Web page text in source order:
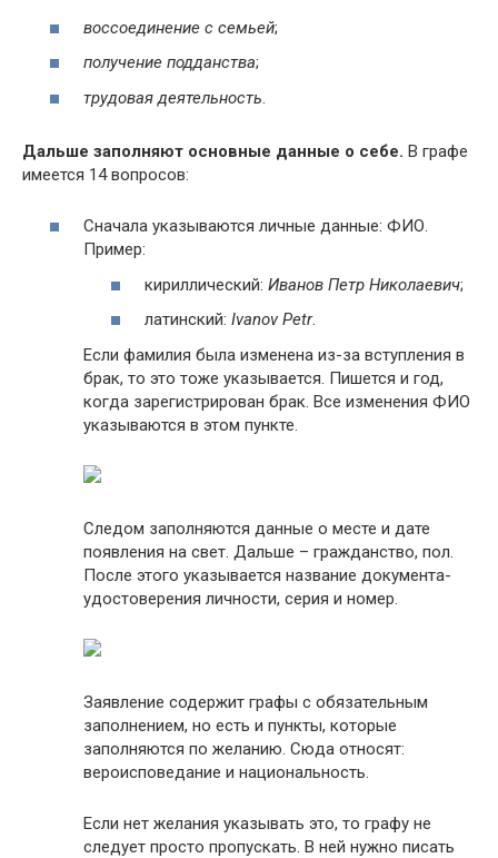
воссоединение с семьей;
получение подданства;
трудовая деятельность
Дальше заполняют основные данные о себе. В графе
имеется 14 вопросов:
Сначала указываются личные данные: ФИО.
Пример:
кириллический: Иванов Петр Николаевич;
латинский: Ivanov Petr.
Если фамилия была изменена из-за вступления в
брак, то это тоже указывается. Пишется и год,
когда зарегистрирован брак. Все изменения ФИО
указываются в этом пункте.
Следом заполняются данные о месте и дате
появления на свет. Дальше – гражданство, пол.
После этого указывается название документа-
удостоверения личности, серия и номер.
Заявление содержит графы с обязательным
заполнением, но есть и пункты, которые
заполняются по желанию. Сюда относят:
вероисповедание и национальность.
Если нет желания указывать это, то графу не
следует просто пропускать. В ней нужно писать